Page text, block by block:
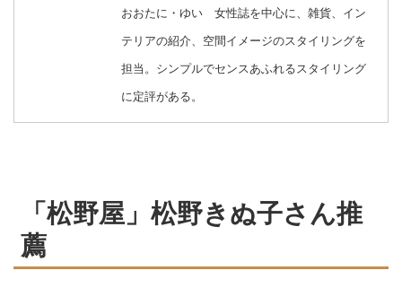
おおたに・ゆい 女性誌を中心に、雑貨、イン
テリアの紹介、空間イメージのスタイリングを
担当。シンプルでセンスあふれるスタイリング
に定評がある。
「松野屋」松野きぬ子さん推
薦